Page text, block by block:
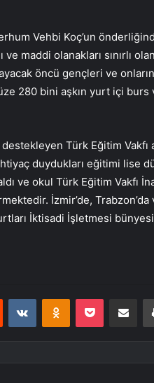
Vehbi Koç’un
ve maddi olanakları sınırlı
öncü gençleri ve
280 bini aşkın yurt içi burs
Türk Eğitim Vakfı
duydukları eğitimi lise
ve okul Türk Eğitim Vakfı
İzmir’de, Trabzon’da
İktisadi İşletmesi
Reddit VKontakteOdnoklassniki
Pocket E-Posta